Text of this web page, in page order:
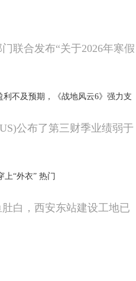
联合发布“关于2026年寒假
不及预期，《战地风云6》强力支
公布了第三财季业绩弱于
上“外衣” 热门
白，西安东站建设工地已